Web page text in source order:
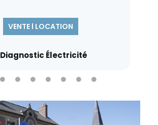
VENTE l LOCATION
Diagnostic Électricité